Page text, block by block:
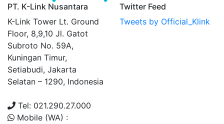
PT. K-Link Nusantara
K-Link Tower Lt. Ground
Floor, 8,9,10 Jl. Gatot
Subroto No. 59A,
Kuningan Timur,
Setiabudi, Jakarta
Selatan – 1290, Indonesia
Tel: 021.290.27.000
Mobile (WA) :
Twitter Feed
Tweets by Official_Klink